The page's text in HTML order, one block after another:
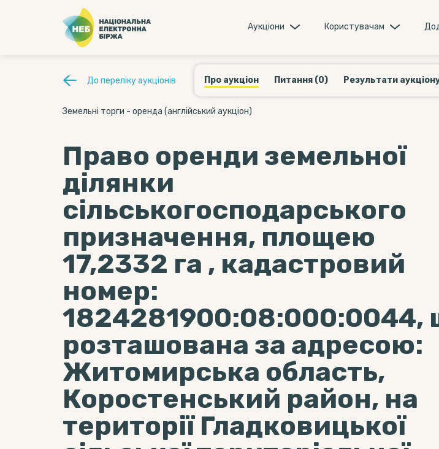
Аукцiони Користувачам
До переліку аукціонів Про аукціон Питання (0) Результати
Земельні торги - оренда (англійський аукціон)
Право оренди земельної
ділянки
сільськогосподарського
призначення, площею
17,2332 га , кадастровий
номер:
1824281900:08:000:0044,
розташована за адресою:
Житомирська область,
Коростенський район, на
території Гладковицької